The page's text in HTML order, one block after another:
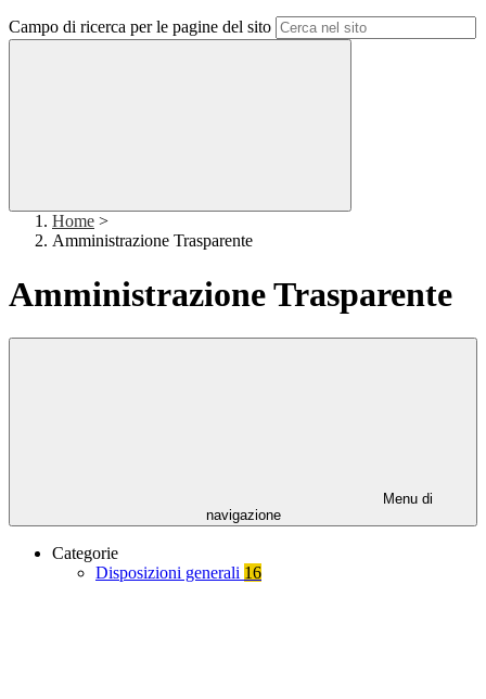
Campo di ricerca per le pagine del sito
Home >
Amministrazione Trasparente
Amministrazione Trasparente
Menu di
navigazione
Categorie
Disposizioni generali 16